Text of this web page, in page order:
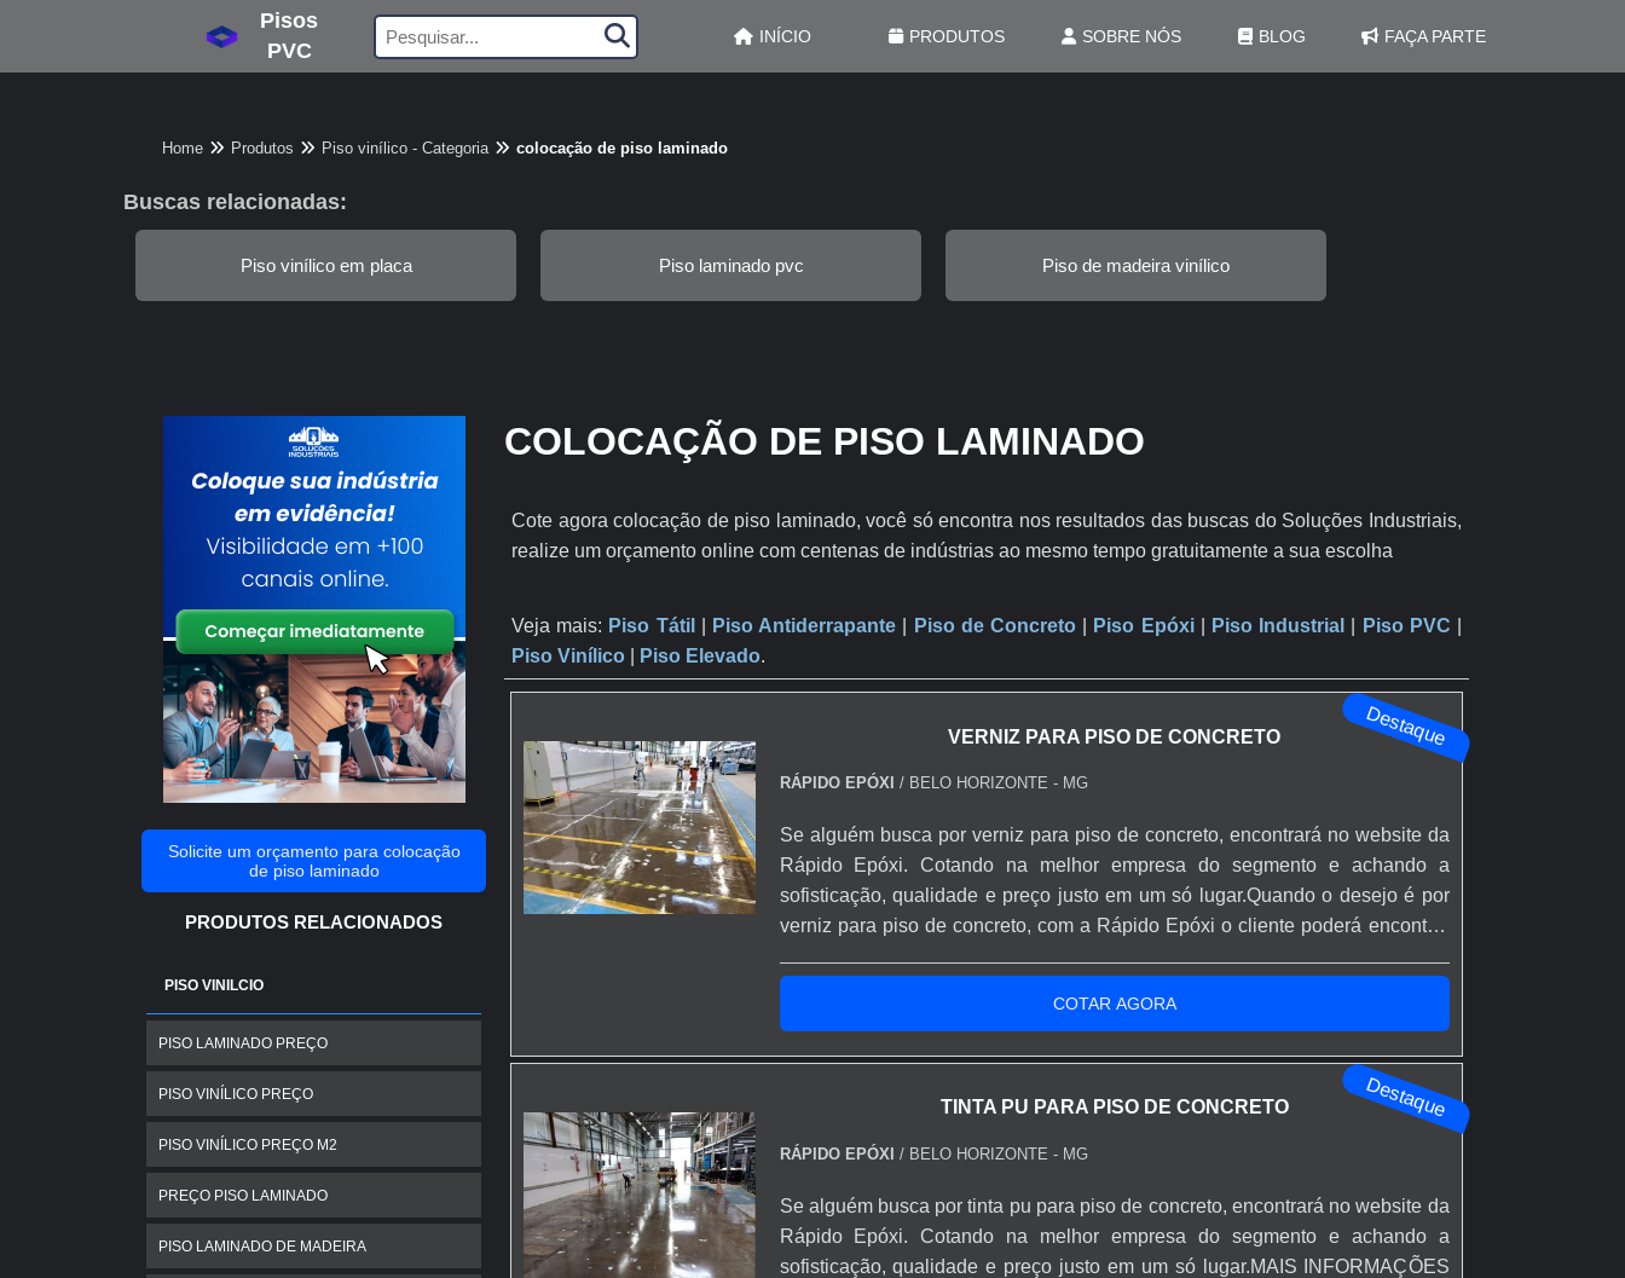
Pisos
PVC
INÍCIO PRODUTOS SOBRE NÓS BLOG FAÇA PARTE
Home Produtos Piso vinílico - Categoria colocação de piso laminado
Buscas relacionadas:
Piso vinílico em placa Piso laminado pvc Piso de madeira vinílico
Solicite um orçamento para colocação
de piso laminado
PRODUTOS RELACIONADOS
PISO VINILCIO
PISO LAMINADO PREÇO
PISO VINÍLICO PREÇO
PISO VINÍLICO PREÇO M2
PREÇO PISO LAMINADO
PISO LAMINADO DE MADEIRA
COLOCAÇÃO DE PISO LAMINADO
Cote agora colocação de piso laminado, você só encontra nos resultados das buscas do Soluções Industriais,
realize um orçamento online com centenas de indústrias ao mesmo tempo gratuitamente a sua escolha
Veja mais: Piso Tátil Piso Antiderrapante Piso de Concreto Piso Epóxi| Piso Industrial Piso PVC
Piso Vinílico
Piso Elevado.
Destaque
VERNIZ PARA PISO DE CONCRETO
RÁPIDO EPÓXI / BELO HORIZONTE - MG
Se alguém busca por verniz para piso de concreto, encontrará no website da
Rápido Epóxi. Cotando na melhor empresa do segmento e achando a
sofisticação, qualidade e preço justo em um só lugar.Quando o desejo é por
verniz para piso de concreto, com a Rápido Epóxi o cliente poderá encontrar
ferramentas para aplicação de base epóxi.MAIS INFORMAÇÕES SOBRE
COTAR AGORA
Destaque
TINTA PU PARA PISO DE CONCRETO
RÁPIDO EPÓXI / BELO HORIZONTE - MG
Se alguém busca por tinta pu para piso de concreto, encontrará no website da
Rápido Epóxi. Cotando na melhor empresa do segmento e achando a
sofisticação, qualidade e preço justo em um só lugar.MAIS INFORMAÇÕES